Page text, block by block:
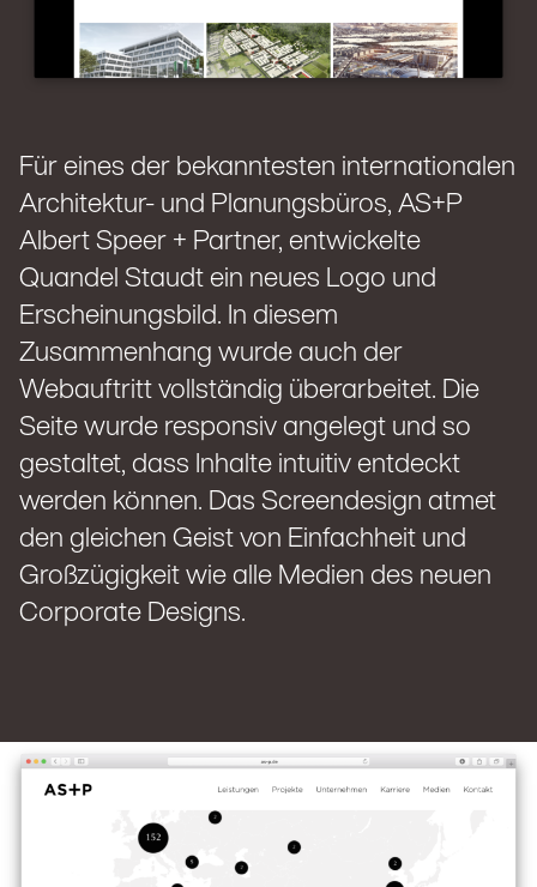
Für eines der bekanntesten internationalen
Architektur- und Planungsbüros, AS+P
Albert Speer + Partner, entwickelte
Quandel Staudt ein neues Logo und
Erscheinungsbild. In diesem
Zusammenhang wurde auch der
Webauftritt vollständig überarbeitet. Die
Seite wurde responsiv angelegt und so
gestaltet, dass Inhalte intuitiv entdeckt
werden können. Das Screendesign atmet
den gleichen Geist von Einfachheit und
Großzügigkeit wie alle Medien des neuen
Corporate Designs.